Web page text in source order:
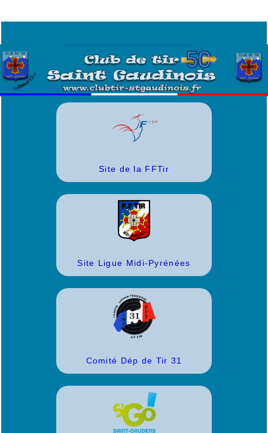
Site de la FFTir
Site Ligue Midi-Pyrénées
Comité Dép de Tir 31